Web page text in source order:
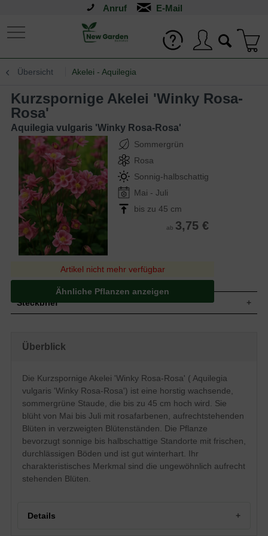
Anruf
Übersicht Akelei - Aquilegia
Kurzspornige Akelei 'Winky Rosa-
Rosa'
Aquilegia vulgaris 'Winky Rosa-Rosa'
Sommergrün
Rosa
Sonnig-halbschattig
Mai - Juli
bis zu 45 cm
ab 3,75 €
Artikel nicht mehr verfügbar
Ähnliche Pflanzen anzeigen
Steckbrief
Wuchshöhe
blaugrün
Frucht
Balgfrucht
Blüte
Rosa, einfach, in verzweigten
Blütenständen, aufrechtstehende Blüten
Blütezeit
Mai bis Juli
Wurzeln
Leicht verholzte Rhizome
Boden
Frische, normal durchlässige und neutrale
Untergründe
Standort
Sonnig bis halbschattig
(Kurzspornige Akelei 'Winky Rosa-Rosa')
Überblick
Die Kurzspornige Akelei 'Winky Rosa-Rosa' ( Aquilegia
vulgaris 'Winky Rosa-Rosa') ist eine horstig wachsende,
sommergrüne Staude, die bis zu 45 cm hoch wird. Sie
blüht von Mai bis Juli mit rosafarbenen, aufrechtstehenden
Blüten in verzweigten Blütenständen. Die Pflanze
bevorzugt sonnige bis halbschattige Standorte mit frischen,
durchlässigen Böden und ist gut winterhart. Ihr
charakteristisches Merkmal sind die ungewöhnlich aufrecht
stehenden Blüten.
Details